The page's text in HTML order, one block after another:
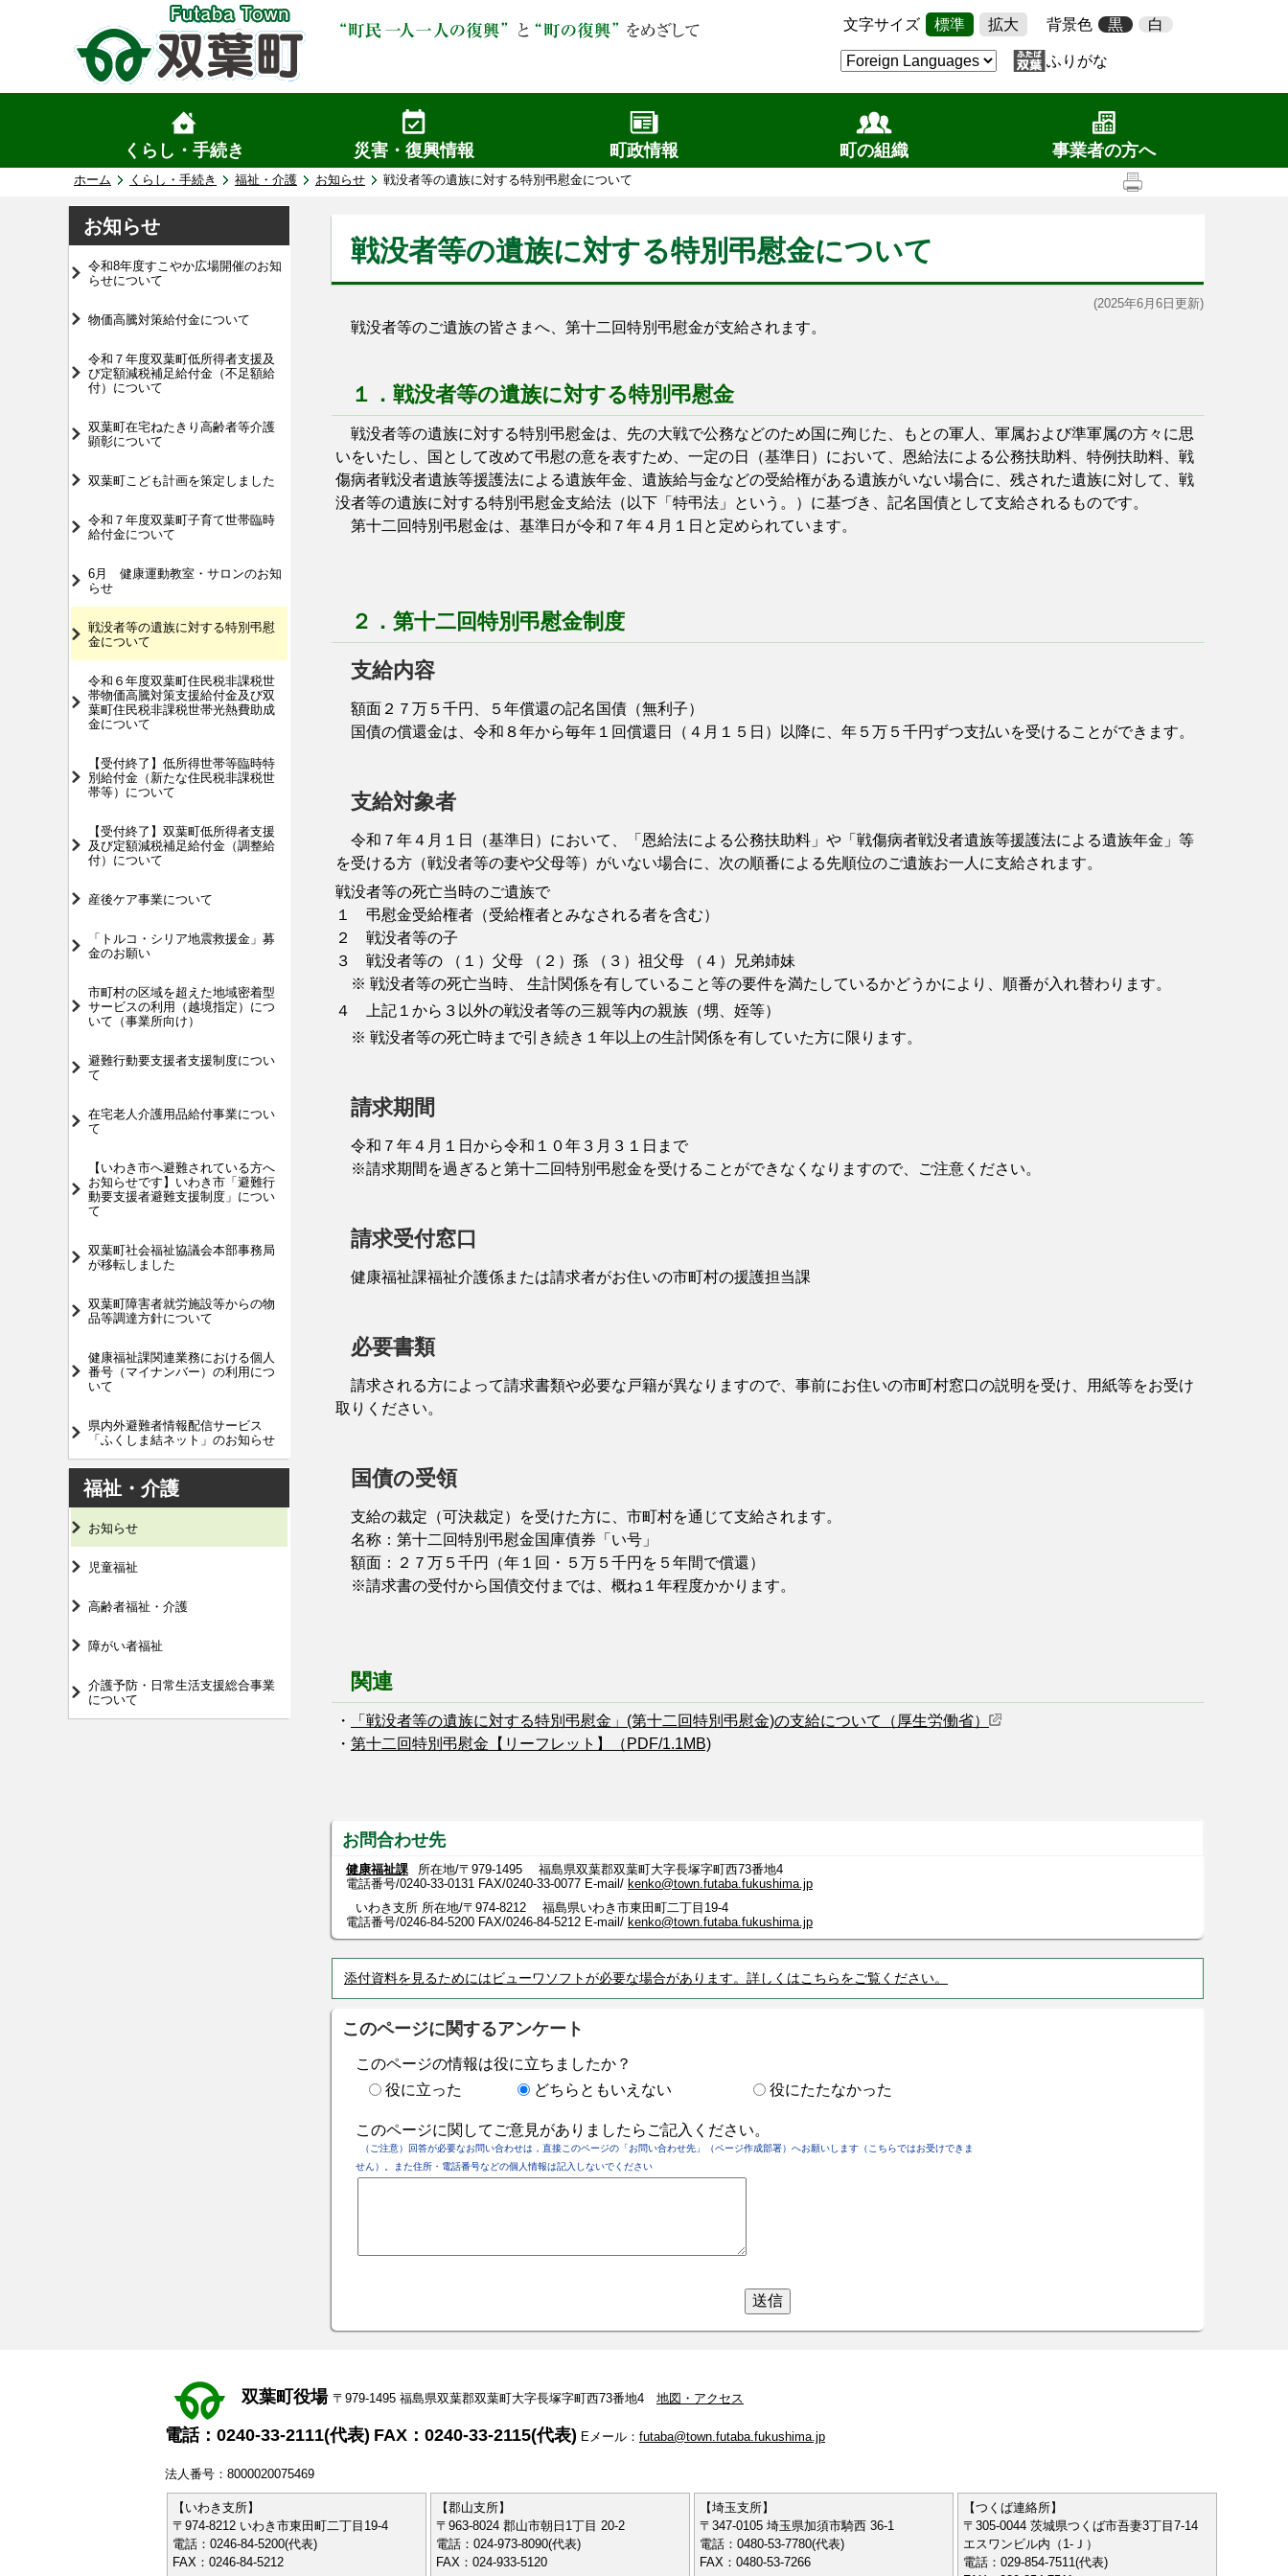
文字サイズ 標準 拡大 背景色 黒 白
ふりがな
くらし・手続き 災害・復興情報 町政情報 町の組織 事業者の方へ
ホーム くらし・手続き 福祉・介護 お知らせ 戦没者等の遺族に対する特別弔慰金について
お知らせ
令和8年度すこやか広場開催のお知
らせについて
物価高騰対策給付金について
令和７年度双葉町低所得者支援及
び定額減税補足給付金（不足額給
付）について
双葉町在宅ねたきり高齢者等介護
顕彰について
双葉町こども計画を策定しました
令和７年度双葉町子育て世帯臨時
給付金について
6月 健康運動教室・サロンのお知
らせ
戦没者等の遺族に対する特別弔慰
金について
令和６年度双葉町住民税非課税世
帯物価高騰対策支援給付金及び双
葉町住民税非課税世帯光熱費助成
金について
【受付終了】低所得世帯等臨時特
別給付金（新たな住民税非課税世
帯等）について
【受付終了】双葉町低所得者支援
及び定額減税補足給付金（調整給
付）について
産後ケア事業について
「トルコ・シリア地震救援金」募
金のお願い
市町村の区域を超えた地域密着型
サービスの利用（越境指定）につ
いて（事業所向け）
避難行動要支援者支援制度につい
て
在宅老人介護用品給付事業につい
て
【いわき市へ避難されている方へ
お知らせです】いわき市「避難行
動要支援者避難支援制度」につい
て
双葉町社会福祉協議会本部事務局
が移転しました
双葉町障害者就労施設等からの物
品等調達方針について
健康福祉課関連業務における個人
番号（マイナンバー）の利用につ
いて
県内外避難者情報配信サービス
「ふくしま結ネット」のお知らせ
福祉・介護
お知らせ
児童福祉
高齢者福祉・介護
障がい者福祉
介護予防・日常生活支援総合事業
について
戦没者等の遺族に対する特別弔慰金について
(2025年6月6日更新)
戦没者等のご遺族の皆さまへ、第十二回特別弔慰金が支給されます。
１．戦没者等の遺族に対する特別弔慰金
戦没者等の遺族に対する特別弔慰金は、先の大戦で公務などのため国に殉じた、もとの軍人、軍属および準軍属の方々に思
いをいたし、国として改めて弔慰の意を表すため、一定の日（基準日）において、恩給法による公務扶助料、特例扶助料、戦
傷病者戦没者遺族等援護法による遺族年金、遺族給与金などの受給権がある遺族がいない場合に、残された遺族に対して、戦
没者等の遺族に対する特別弔慰金支給法（以下「特弔法」という。）に基づき、記名国債として支給されるものです。
第十二回特別弔慰金は、基準日が令和７年４月１日と定められています。
２．第十二回特別弔慰金制度
支給内容
額面２７万５千円、５年償還の記名国債（無利子）
国債の償還金は、令和８年から毎年１回償還日（４月１５日）以降に、年５万５千円ずつ支払いを受けることができます。
支給対象者
令和７年４月１日（基準日）において、「恩給法による公務扶助料」や「戦傷病者戦没者遺族等援護法による遺族年金」等
を受ける方（戦没者等の妻や父母等）がいない場合に、次の順番による先順位のご遺族お一人に支給されます。
戦没者等の死亡当時のご遺族で
１ 弔慰金受給権者（受給権者とみなされる者を含む）
２ 戦没者等の子
３ 戦没者等の （１）父母 （２）孫 （３）祖父母 （４）兄弟姉妹
※ 戦没者等の死亡当時、 生計関係を有していること等の要件を満たしているかどうかにより、順番が入れ替わります。
４ 上記１から３以外の戦没者等の三親等内の親族（甥、姪等）
※ 戦没者等の死亡時まで引き続き１年以上の生計関係を有していた方に限ります。
請求期間
令和７年４月１日から令和１０年３月３１日まで
※請求期間を過ぎると第十二回特別弔慰金を受けることができなくなりますので、ご注意ください。
請求受付窓口
健康福祉課福祉介護係または請求者がお住いの市町村の援護担当課
必要書類
請求される方によって請求書類や必要な戸籍が異なりますので、事前にお住いの市町村窓口の説明を受け、用紙等をお受け
取りください。
国債の受領
支給の裁定（可決裁定）を受けた方に、市町村を通じて支給されます。
名称：第十二回特別弔慰金国庫債券「い号」
額面：２７万５千円（年１回・５万５千円を５年間で償還）
※請求書の受付から国債交付までは、概ね１年程度かかります。
関連
・
「戦没者等の遺族に対する特別弔慰金」(第十二回特別弔慰金)の支給について（厚生労働省）
・ 第十二回特別弔慰金【リーフレット】（PDF/1.1MB)
お問合わせ先
健康福祉課
所在地/〒979-1495 福島県双葉郡双葉町大字長塚字町西73番地4
電話番号/0240-33-0131 FAX/0240-33-0077 E-mail/ kenko@town.futaba.fukushima.jp
いわき支所 所在地/〒974-8212 福島県いわき市東田町二丁目19-4
電話番号/0246-84-5200 FAX/0246-84-5212 E-mail/ kenko@town.futaba.fukushima.jp
添付資料を見るためにはビューワソフトが必要な場合があります。詳しくはこちらをご覧ください。
このページに関するアンケート
このページの情報は役に立ちましたか？
役に立った
どちらともいえない 役にたたなかった
このページに関してご意見がありましたらご記入ください。
（ご注意）回答が必要なお問い合わせは，直接このページの「お問い合わせ先」（ページ作成部署）へお願いします（こちらではお受けできま
せん）。また住所・電話番号などの個人情報は記入しないでください
双葉町役場 〒979-1495 福島県双葉郡双葉町大字長塚字町西73番地4 地図・アクセス
電話：0240-33-2111(代表) FAX：0240-33-2115(代表) Eメール： futaba@town.futaba.fukushima.jp
法人番号：8000020075469
【いわき支所】
〒974-8212 いわき市東田町二丁目19-4
電話：0246-84-5200(代表)
FAX：0246-84-5212
【郡山支所】
〒963-8024 郡山市朝日1丁目 20-2
電話：024-973-8090(代表)
FAX：024-933-5120
【埼玉支所】
〒347-0105 埼玉県加須市騎西 36-1
電話：0480-53-7780(代表)
FAX：0480-53-7266
【つくば連絡所】
〒305-0044 茨城県つくば市吾妻3丁目7-14
エスワンビル内（1-Ｊ）
電話：029-854-7511(代表)